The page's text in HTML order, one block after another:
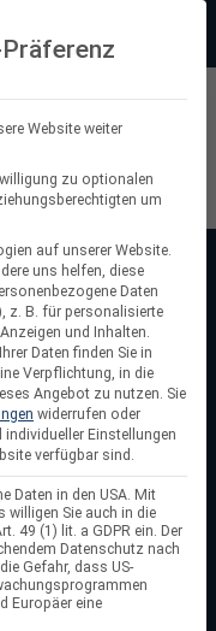
Wechselrichter
in nutzbaren
Gewerbebetriebe
du
und weitere
Eigenverbrauch und
der passenden
Website weiter
zu optionalen
um
auf unserer Website.
uns helfen, diese
Daten
z. B. für personalisierte
und Inhalten.
Daten finden Sie in
Verpflichtung, in die
Angebot zu nutzen. Sie
widerrufen oder
Einstellungen
verfügbar sind.
Daten in den USA. Mit
willigen Sie auch in die
49 (1) lit. a GDPR ein. Der
Datenschutz nach
Gefahr, dass US-
Europäer eine